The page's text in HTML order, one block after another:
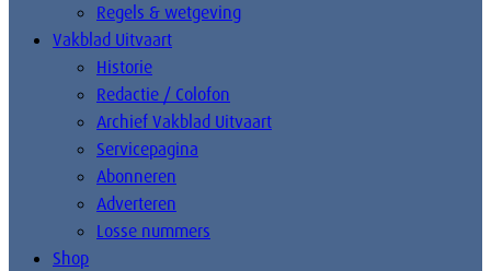
Regels & wetgeving
Vakblad Uitvaart
Historie
Redactie / Colofon
Archief Vakblad Uitvaart
Servicepagina
Abonneren
Adverteren
Losse nummers
Shop